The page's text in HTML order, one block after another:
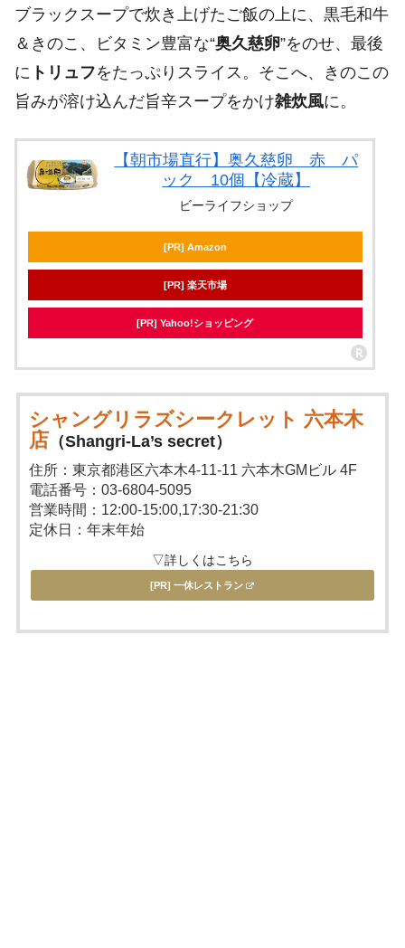
ブラックスープで炊き上げたご飯の上に、黒毛和牛
＆きのこ、ビタミン豊富な“奥久慈卵”をのせ、最後
に トリュフをたっぷりスライス。そこへ、きのこの
旨みが溶け込んだ旨辛スープをかけ雑炊風に。
【朝市場直行】奥久慈卵 赤 パ
ック 10個【冷蔵】
ビーライフショップ
[PR] Amazon
[PR] 楽天市場
[PR] Yahoo!ショッピング
シャングリラズシークレット 六本木
店 （Shangri-La’s secret）
住所：東京都港区六本木4-11-11 六本木GMビル 4F
電話番号：03-6804-5095
営業時間：12:00-15:00,17:30-21:30
定休日：年末年始
▽詳しくはこちら
[PR] 一休レストラン